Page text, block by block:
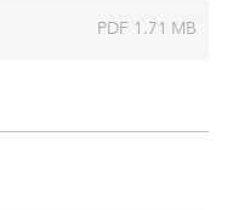
PDF 1.71 MB